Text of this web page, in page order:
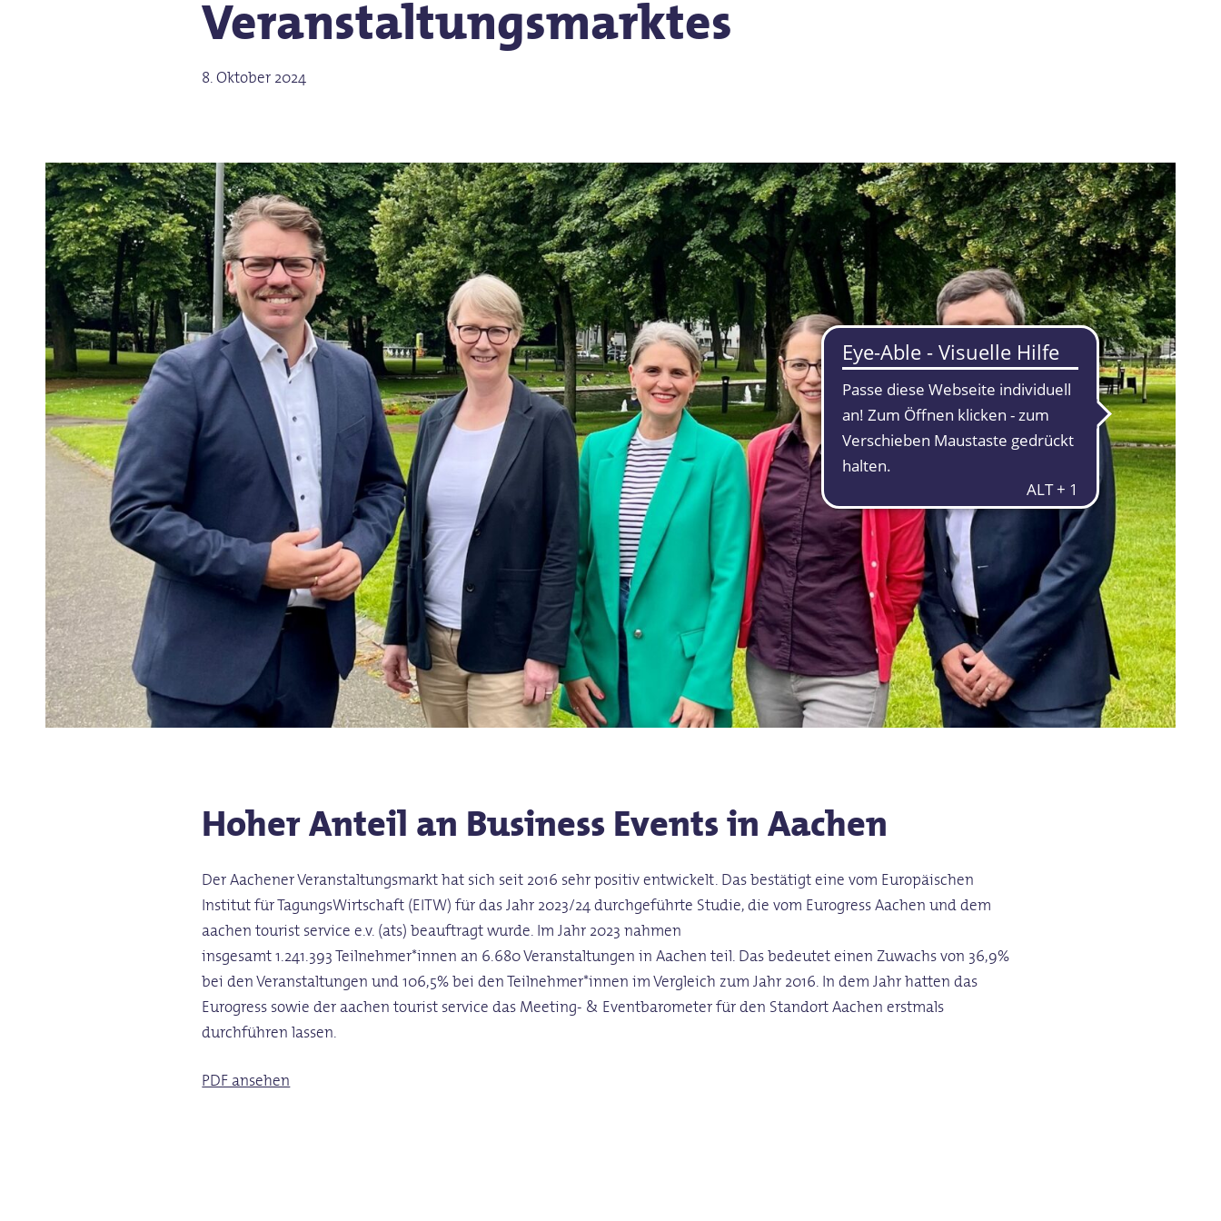
Veranstaltungsmarktes
8. Oktober 2024
HoherAnteilanBusinessEventsinAachen
Der Aachener Veranstaltungsmarkt hat sich seit 2016 sehr positiv entwickelt. Das bestätigt eine vom Europäischen
Institut für TagungsWirtschaft (EITW) für das Jahr 2023/24 durchgeführte Studie, die vom Eurogress Aachen und dem
aachen tourist service e.v. (ats) beauftragt wurde. Im Jahr 2023 nahmen
insgesamt 1.241.393 Teilnehmer*innen an 6.680 Veranstaltungen in Aachen teil. Das bedeutet einen Zuwachs von 36,9%
bei den Veranstaltungen und 106,5% bei den Teilnehmer*innen im Vergleich zum Jahr 2016. In dem Jahr hatten das
Eurogress sowie der aachen tourist service das Meeting- & Eventbarometer für den Standort Aachen erstmals
durchführen lassen.
PDF ansehen